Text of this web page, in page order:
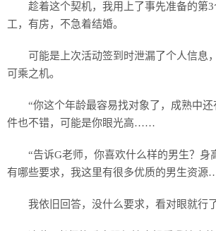
趁着这个契机，我用上了事先准备的
工，有房，不急着结婚。
可能是上次活动签到时泄漏了个人信息
可乘之机。
“你这个年龄最容易找对象了，成熟中
件也不错，可能是你眼光高……
“告诉G老师，你喜欢什么样的男生？身
有哪些要求，我这里有很多优质的男生资
我依旧回答，没什么要求，看对眼就行了